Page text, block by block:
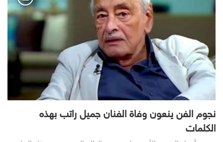
نجوم الفن ينعون وفاة الفنان جميل راتب بهذه
الكلمات